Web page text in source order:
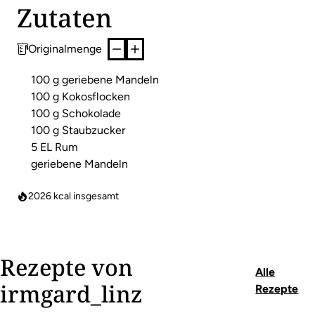
Zutaten
Originalmenge
100 g geriebene Mandeln
100 g Kokosflocken
100 g Schokolade
100 g Staubzucker
5 EL Rum
geriebene Mandeln
2026 kcal insgesamt
Rezepte von
irmgard_linz
Alle
Rezepte